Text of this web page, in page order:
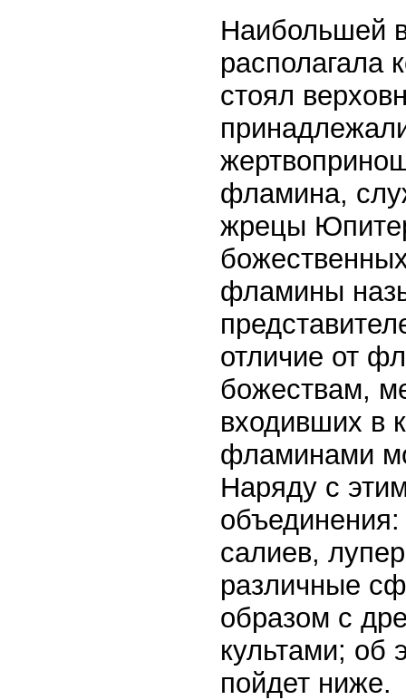
Наибольшей
располагала
стоял
фламина,
жрецы
фламины
отличие от
божествам,
входивших в
фламинами
Наряду с
объединения:
салиев,
различные
образом с
культами; об
пойдет ниже.